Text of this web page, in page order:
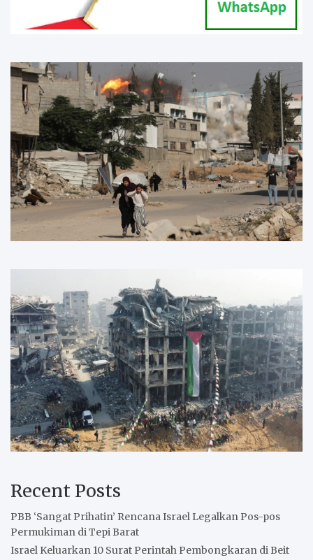
Recent Posts
PBB ‘Sangat Prihatin’ Rencana Israel Legalkan Pos-pos
Permukiman di Tepi Barat
Israel Keluarkan 10 Surat Perintah Pembongkaran di Beit